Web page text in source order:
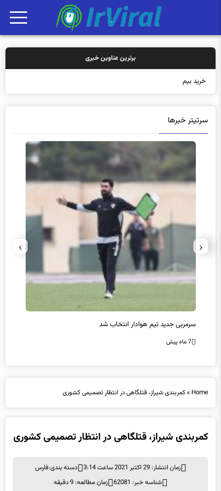
برترین عناوین خبری
خرید بیمه: سنتی یا آنلا
سرتیتر خبرها
سرمربی جدید تیم هوادار انتخاب شد
7 ماه پیش
‹
›
Home
»کمربندی شیراز، قتلگاهی در انتظار تصمیمی کشوری
کمربندی شیراز، قتلگاهی در انتظار تصمیمی کشوری
زمان انتشار: 29 اکتبر 2021 ساعت 3:14 دسته بندی:فارس
شناسه خبر: 62081
زمان مطالعه: 9 دقیقه